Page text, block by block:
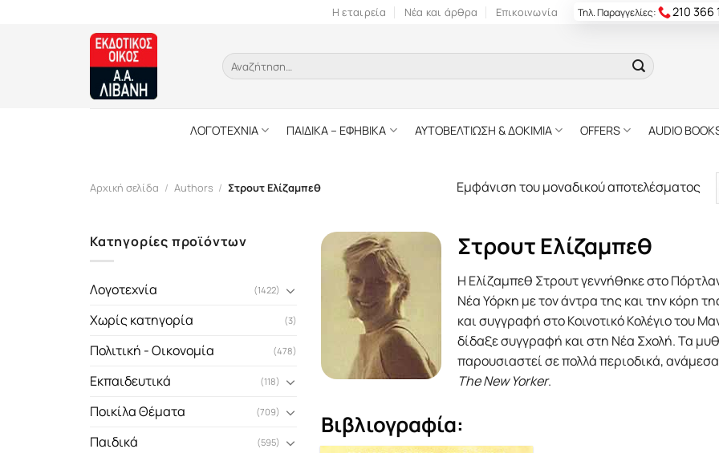
Η εταιρεία Νέα και άρθρα Επικοινωνία Τηλ. Παραγγελίες: 210 366
Αναζήτηση
για:
ΛΟΓΟΤΕΧΝΙΑ ΠΑΙΔΙΚΑ – ΕΦΗΒΙΚΑ ΑΥΤΟΒΕΛΤΙΩΣΗ & ΔΟΚΙΜΙΑ OFFERS AUDIO
Αρχική σελίδα / Authors / Στρουτ Ελίζαμπεθ Εμφάνιση του μοναδικού αποτελέσματος
Κατηγορίες προϊόντων
Λογοτεχνία (1422)
Χωρίς κατηγορία (3)
Πολιτική - Οικονομία (478)
Εκπαιδευτικά (118)
Ποικίλα Θέματα (709)
Παιδικά (595)
Στρουτ Ελίζαμπεθ
Η Ελίζαμπεθ Στρουτ γεννήθηκε στο
Νέα Υόρκη με τον άντρα της και την κόρη
και συγγραφή στο Κοινοτικό Κολέγιο του
δίδαξε συγγραφή και στη Νέα Σχολή. Τα
παρουσιαστεί σε πολλά περιοδικά,
The New Yorker.
Βιβλιογραφία: